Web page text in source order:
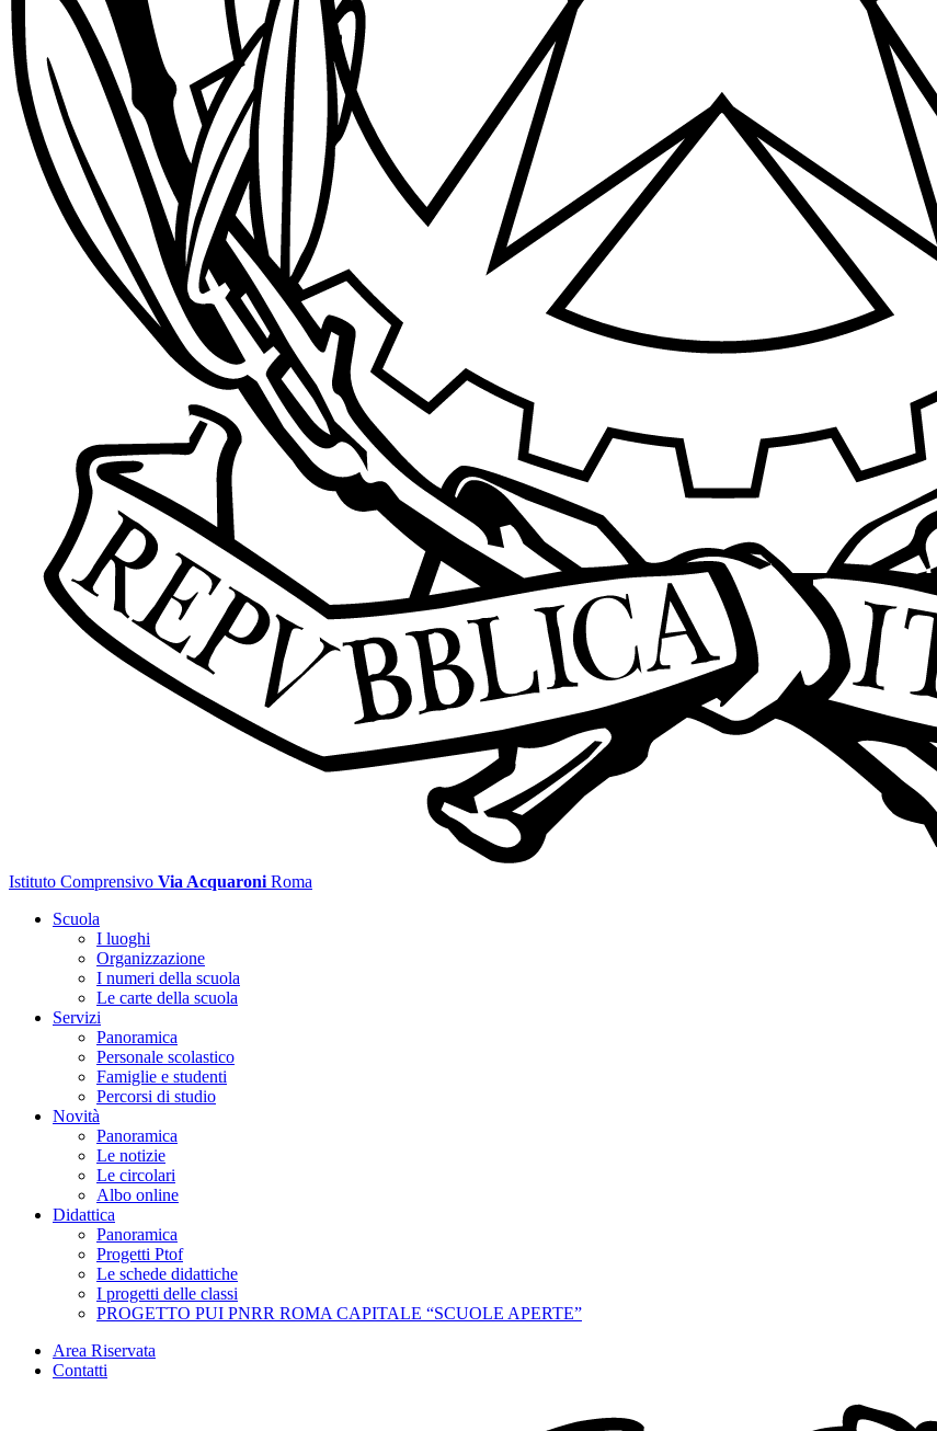
Istituto Comprensivo Via Acquaroni Roma
Scuola
I luoghi
Organizzazione
I numeri della scuola
Le carte della scuola
Servizi
Panoramica
Personale scolastico
Famiglie e studenti
Percorsi di studio
Novità
Panoramica
Le notizie
Le circolari
Albo online
Didattica
Panoramica
Progetti Ptof
Le schede didattiche
I progetti delle classi
PROGETTO PUI PNRR ROMA CAPITALE “SCUOLE APERTE”
Area Riservata
Contatti